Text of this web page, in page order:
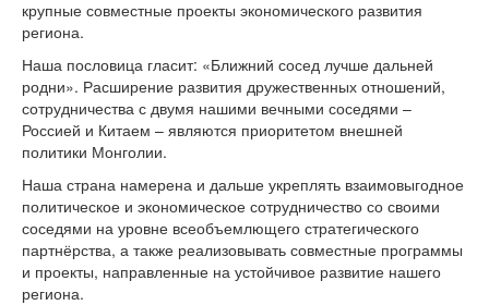
крупные совместные проекты экономического развития
региона.
Наша пословица гласит: «Ближний сосед лучше дальней
родни». Расширение развития дружественных отношений,
сотрудничества с двумя нашими вечными соседями –
Россией и Китаем – являются приоритетом внешней
политики Монголии.
Наша страна намерена и дальше укреплять взаимовыгодное
политическое и экономическое сотрудничество со своими
соседями на уровне всеобъемлющего стратегического
партнёрства, а также реализовывать совместные программы
и проекты, направленные на устойчивое развитие нашего
региона.